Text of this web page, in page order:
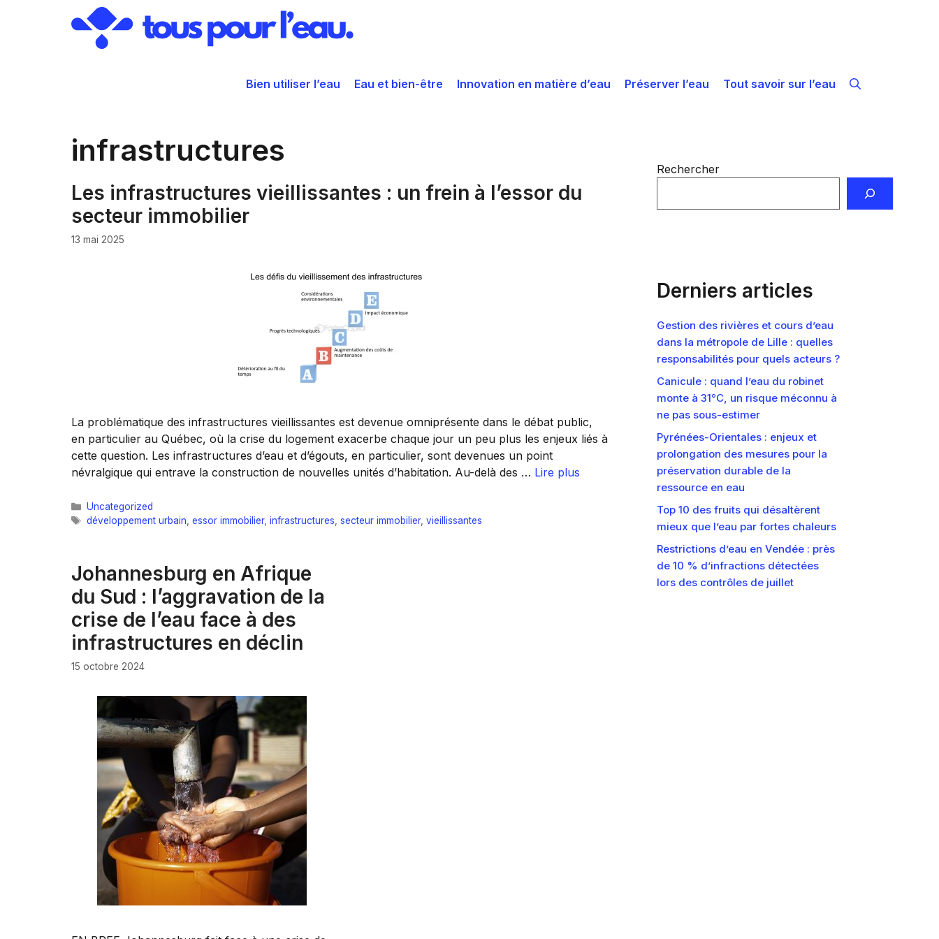
Bien utiliser l’eau Eau et bien-être Innovation en matière d’eau Préserver l’eau Tout savoir sur l’eau
infrastructures
Les infrastructures vieillissantes : un frein à l’essor du
secteur immobilier
13 mai 2025
La problématique des infrastructures vieillissantes est devenue omniprésente dans le débat public,
en particulier au Québec, où la crise du logement exacerbe chaque jour un peu plus les enjeux liés à
cette question. Les infrastructures d’eau et d’égouts, en particulier, sont devenues un point
névralgique qui entrave la construction de nouvelles unités d’habitation. Au-delà des … Lire plus
Catégories
Uncategorized
Étiquettes
développement urbain essor immobilier, infrastructures secteur immobilier, vieillissantes
Johannesburg en Afrique
du Sud : l’aggravation de la
crise de l’eau face à des
infrastructures en déclin
15 octobre 2024
Rechercher
Derniers articles
Gestion des rivières et cours d’eau
dans la métropole de Lille : quelles
responsabilités pour quels acteurs ?
Canicule : quand l’eau du robinet
monte à 31°C, un risque méconnu à
ne pas sous-estimer
Pyrénées-Orientales : enjeux et
prolongation des mesures pour la
préservation durable de la
ressource en eau
Top 10 des fruits qui désaltèrent
mieux que l’eau par fortes chaleurs
Restrictions d’eau en Vendée : près
de 10 % d’infractions détectées
lors des contrôles de juillet